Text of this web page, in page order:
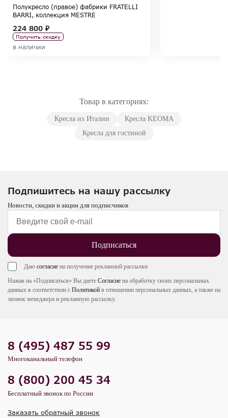
Полукресло (правое) фабрики FRATELLI
BARRI, коллекция MESTRE
224 800 ₽
Получить скидку
в наличии
Товар в категориях:
Кресла из Италии
Кресла KEOMA
Кресла для гостиной
Подпишитесь на нашу рассылку
Новости, скидки и акции для подписчиков
Подписаться
Даю согласие на получение рекламной рассылки
Нажав на «Подписаться» Вы даете Согласие на обработку своих персональных
данных в соответствии с Политикой в отношении персональных данных, а также на
звонок менеджера и рекламную рассылку.
8 (495) 487 55 99
Многоканальный телефон
8 (800) 200 45 34
Бесплатный звонок по России
Заказать обратный звонок